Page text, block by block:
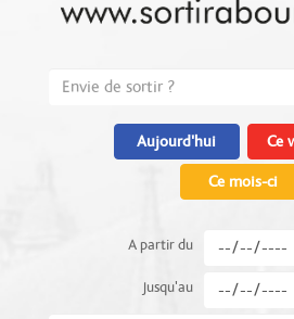
Aujourd'hui Ce
Ce mois-ci
A partir du
Jusqu'au